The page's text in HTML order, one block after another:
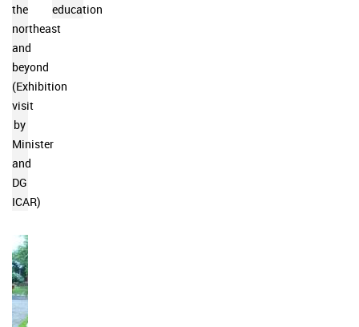
the
northeast
and
beyond
(Exhibition
visit
by
Minister
and
DG
ICAR)
education